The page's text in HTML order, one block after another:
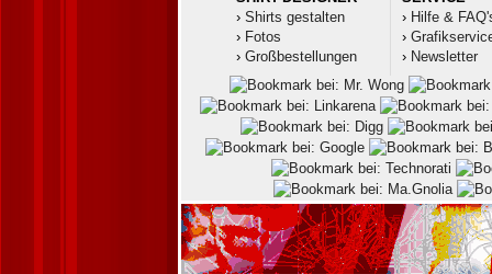
› Shirts gestalten
› Fotos
› Großbestellungen
› Hilfe &
›
› Newsletter